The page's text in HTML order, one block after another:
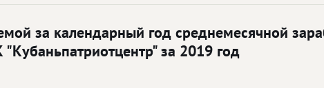
за календарный год среднемесячной
"Кубаньпатриотцентр" за 2019 год